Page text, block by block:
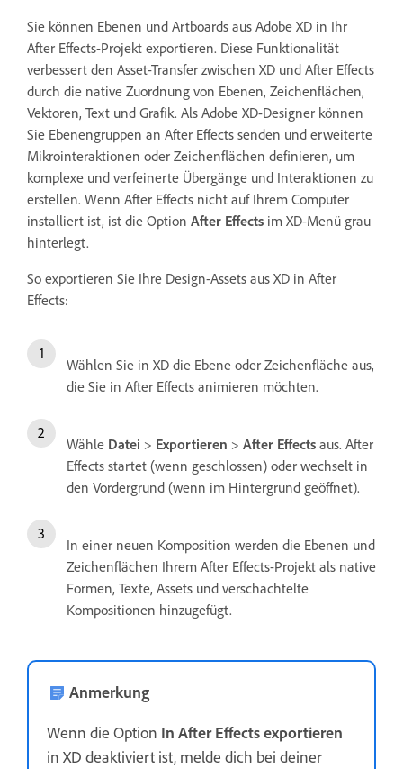
Sie können Ebenen und Artboards aus Adobe XD in Ihr
After Effects-Projekt exportieren. Diese Funktionalität
verbessert den Asset-Transfer zwischen XD und After Effects
durch die native Zuordnung von Ebenen, Zeichenflächen,
Vektoren, Text und Grafik. Als Adobe XD-Designer können
Sie Ebenengruppen an After Effects senden und erweiterte
Mikrointeraktionen oder Zeichenflächen definieren, um
komplexe und verfeinerte Übergänge und Interaktionen zu
erstellen. Wenn After Effects nicht auf Ihrem Computer
installiert ist, ist die Option After Effects im XD-Menü grau
hinterlegt.
So exportieren Sie Ihre Design-Assets aus XD in After
Effects:
Wählen Sie in XD die Ebene oder Zeichenfläche aus,
die Sie in After Effects animieren möchten.
Wähle Datei > Exportieren > After Effects aus. After
Effects startet (wenn geschlossen) oder wechselt in
den Vordergrund (wenn im Hintergrund geöffnet).
In einer neuen Komposition werden die Ebenen und
Zeichenflächen Ihrem After Effects-Projekt als native
Formen, Texte, Assets und verschachtelte
Kompositionen hinzugefügt.
Anmerkung
Wenn die Option In After Effects exportieren
in XD deaktiviert ist, melde dich bei deiner